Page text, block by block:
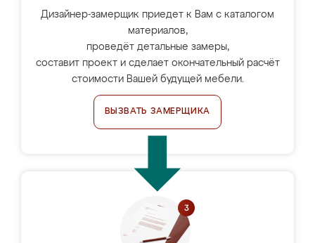
Дизайнер-замерщик приедет к Вам с каталогом
материалов,
проведёт детальные замеры,
составит проект и сделает окончательный расчёт
стоимости Вашей будущей мебели.
ВЫЗВАТЬ ЗАМЕРЩИКА